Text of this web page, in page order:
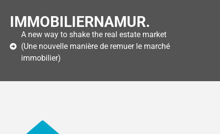
IMMOBILIERNAMUR.
A new way to shake the real estate market
(Une nouvelle manière de remuer le marché
immobilier)